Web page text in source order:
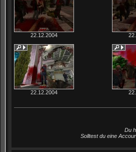
22.12.2004
22.12.2004
Du
Solltest du eine